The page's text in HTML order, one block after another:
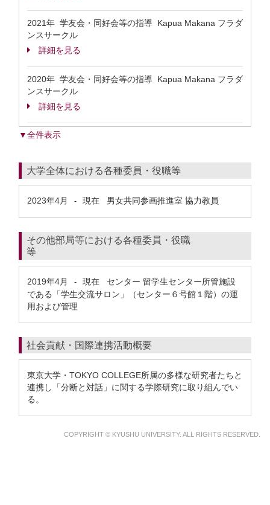
2021年 学友会・同好会等の指導 Kapua Makana フラダ
ンスサークル
詳細を見る
2020年 学友会・同好会等の指導 Kapua Makana フラダ
ンスサークル
詳細を見る
▼全件表示
大学全体における各種委員・役職等
2023年4月 - 現在 男女共同参画推進室 協力教員
その他部局等における各種委員・役職
等
2019年4月 - 現在 センター 留学生センター所管施設
である「学生交流サロン」（センター６号館１階）の運
用および管理
社会貢献・国際連携活動概要
東京大学・TOKYO COLLEGE所属の多様な研究者たちと
連携し「分断と対話」に関する学際研究に取り組んでい
る。
COPYRIGHT © KYUSHU UNIVERSITY. ALL RIGHTS RESERVED.